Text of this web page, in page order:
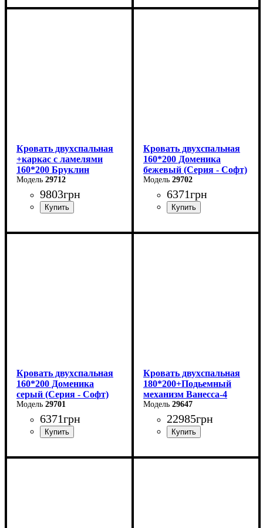
Ширина: 90 см
Ширина: 99 см
Кровать двухспальная
+каркас с ламелями
160*200 Бруклин
29712
9803грн
Ширина: 169 см
Кровать двухспальная
160*200 Доменика
бежевый (Серия - Софт)
29702
6371грн
Кровать двухспальная
160*200 Доменика
серый (Серия - Софт)
29701
6371грн
Кровать двухспальная
180*200+Подьемный
механизм Ванесса-4
29647
22985грн
Ширина: 226 см